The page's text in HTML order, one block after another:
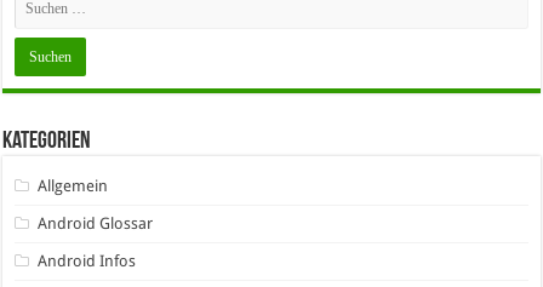
Kategorien
Allgemein
Android Glossar
Android Infos